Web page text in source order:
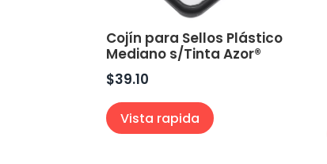
Cojín para Sellos Plástico
Mediano s/Tinta Azor®
$39.10
Vista rapida